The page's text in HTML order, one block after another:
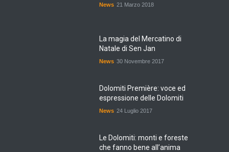
News 21 Marzo 2018
La magia del Mercatino di
Natale di Sen Jan
News 30 Novembre 2017
Dolomiti Première: voce ed
espressione delle Dolomiti
News 24 Luglio 2017
Le Dolomiti: monti e foreste
che fanno bene all’anima